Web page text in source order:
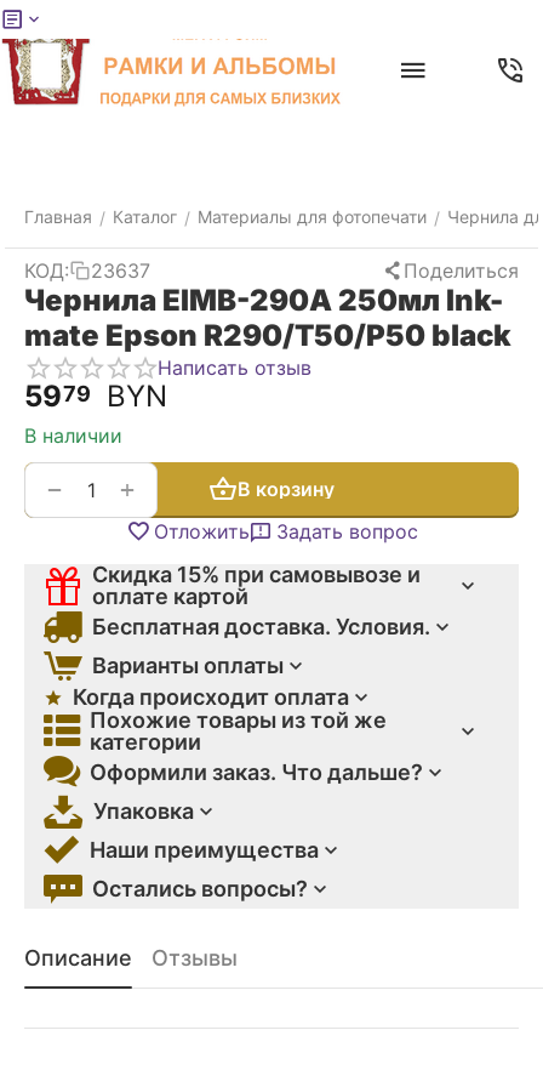
Главная / Каталог / Материалы для фотопечати / Чернила
КОД: 23637 Поделиться
Чернила EIMB-290A 250мл Ink-
mate Epson R290/T50/P50 black
Написать отзыв
5979 BYN
В наличии
+
−
В корзину
Отложить
Задать вопрос
Скидка 15% при самовывозе и
оплате картой
Бесплатная доставка. Условия.
Варианты оплаты
Когда происходит оплата
Похожие товары из той же
категории
Оформили заказ. Что дальше?
Упаковка
Наши преимущества
Остались вопросы?
Описание Отзывы
Меню
товары